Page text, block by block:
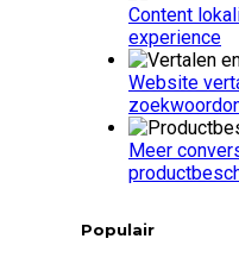
Content
experience
Website
Meer
Populair